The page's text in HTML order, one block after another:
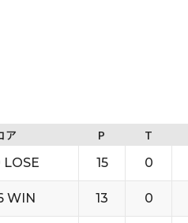
ア P T
15 0
WIN 13 0